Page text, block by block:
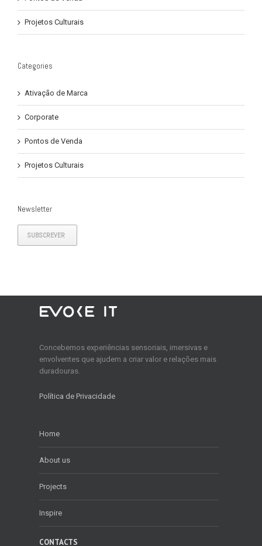
Projetos Culturais
Categories
Ativação de Marca
Corporate
Pontos de Venda
Projetos Culturais
Newsletter
SUBSCREVER
Concebemos experiências sensoriais, imersivas e
envolventes que ajudem a criar valor e relações mais
duradouras.
Política de Privacidade
Home
About us
Projects
Inspire
CONTACTS